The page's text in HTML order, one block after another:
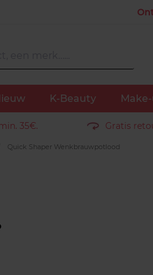
K-Beauty
35€. Gratis
Quick Shaper Wenkbrauwpotlood